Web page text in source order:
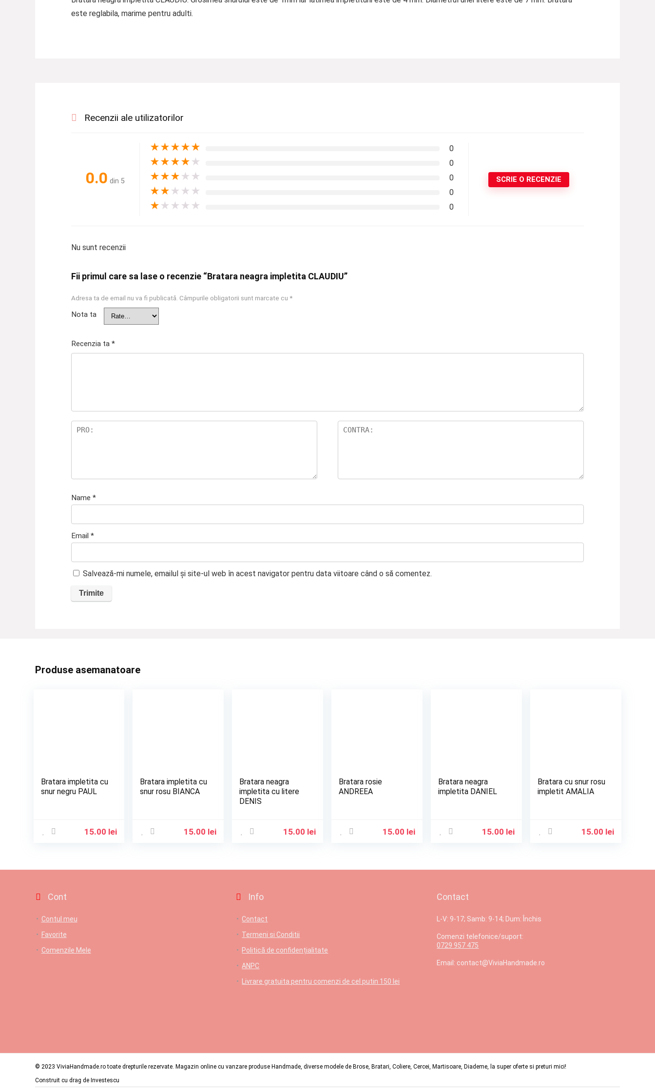
este reglabila, marime pentru adulti.
Recenzii ale utilizatorilor
0.0 din 5
★★★★★ 0
★★★★ ★ 0
★★★ ★ ★ 0
★★ ★ ★ ★ 0
★ ★ ★ ★ ★ 0
SCRIE O RECENZIE
Nu sunt recenzii
Fii primul care sa lase o recenzie “Bratara neagra impletita CLAUDIU”
Adresa ta de email nu va fi publicată. Câmpurile obligatorii sunt marcate cu *
Nota ta
Recenzia ta *
Name *
Email *
Salvează-mi numele, emailul și site-ul web în acest navigator pentru data viitoare când o să comentez.
Produse asemanatoare
Bratara impletita cu
snur negru PAUL
15.00 lei
Bratara impletita cu
snur rosu BIANCA
15.00 lei
Bratara neagra
impletita cu litere
DENIS
15.00 lei
Bratara rosie
ANDREEA
15.00 lei
Bratara neagra
impletita DANIEL
15.00 lei
Bratara cu snur rosu
impletit AMALIA
15.00 lei
Cont
Contul meu
Favorite
Comenzile Mele
Info
Contact
Termeni si Conditii
Politică de confidențialitate
ANPC
Livrare gratuita pentru comenzi de cel putin 150 lei
Contact
L-V: 9-17; Samb: 9-14; Dum: Închis
Comenzi telefonice/suport:
0729 957 475
Email: contact@ViviaHandmade.ro
© 2023 ViviaHandmade.ro toate drepturile rezervate. Magazin online cu vanzare produse Handmade, diverse modele de Brose, Bratari, Coliere, Cercei, Martisoare, Diademe, la super oferte si preturi mici!
Construit cu drag de Investescu